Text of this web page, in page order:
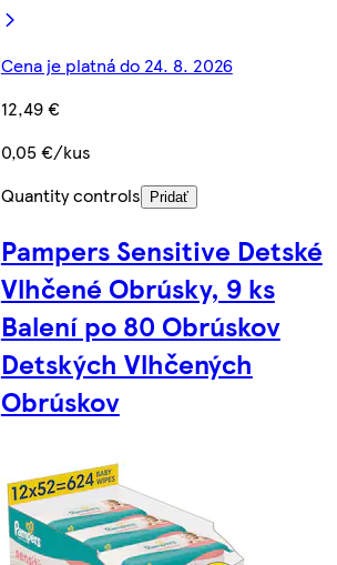
Cena je platná do 24. 8. 2026
12,49 €
0,05 €/kus
Quantity controls
Pridať
Pampers Sensitive Detské
Vlhčené Obrúsky, 9 ks
Balení po 80 Obrúskov
Detských Vlhčených
Obrúskov